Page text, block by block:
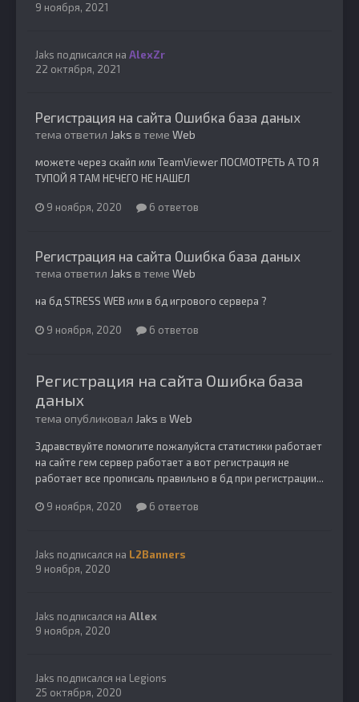
9 ноября, 2021
Jaks подписался на AlexZr
22 октября, 2021
Регистрация на сайта Ошибка база даных
тема ответил Jaks в теме Web
можете через скайп или TeamViewer ПОСМОТРЕТЬ А ТО Я
ТУПОЙ Я ТАМ НЕЧЕГО НЕ НАШЕЛ
9 ноября, 2020 6 ответов
Регистрация на сайта Ошибка база даных
тема ответил Jaks в теме Web
на бд STRESS WEB или в бд игрового сервера ?
9 ноября, 2020 6 ответов
Регистрация на сайта Ошибка база
даных
тема опубликовал Jaks в Web
Здравствуйте помогите пожалуйста статистики работает
на сайте гем сервер работает а вот регистрация не
работает все прописаль правильно в бд при регистрации...
9 ноября, 2020 6 ответов
Jaks подписался на L2Banners
9 ноября, 2020
Jaks подписался на Allex
9 ноября, 2020
Jaks подписался на Legions
25 октября, 2020